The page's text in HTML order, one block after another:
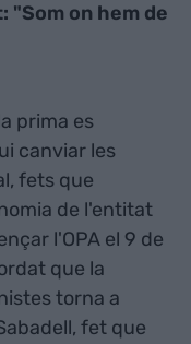
"Som on hem de
prima es
canviar les
fets que
de l'entitat
l'OPA el 9 de
que la
torna a
fet que